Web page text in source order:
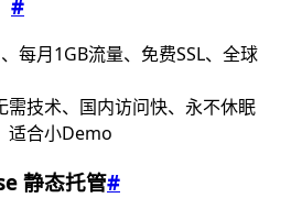
#
每月1GB流量、免费SSL、全球
需技术、国内访问快、永不休眠
适合小Demo
静态托管#